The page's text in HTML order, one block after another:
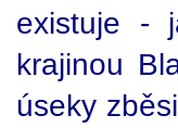
existuje -
krajinou
úseky